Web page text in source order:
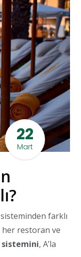
22
Mart
farklı
restoran ve
, A’la